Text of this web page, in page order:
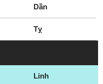
Dần
Tỵ
Linh